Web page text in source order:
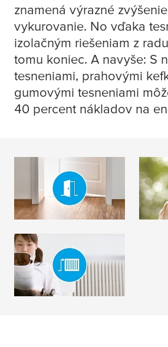
znamená výrazné
vykurovanie. No vďaka
izolačným riešeniam z radu
tomu koniec. A navyše: S
tesneniami, prahovými
gumovými tesneniami
40 percent nákladov na
Izolácia dverí
PREČÍTAJTE SI
VIAC
Izolácia radiátorov
PREČÍTAJTE SI
VIAC